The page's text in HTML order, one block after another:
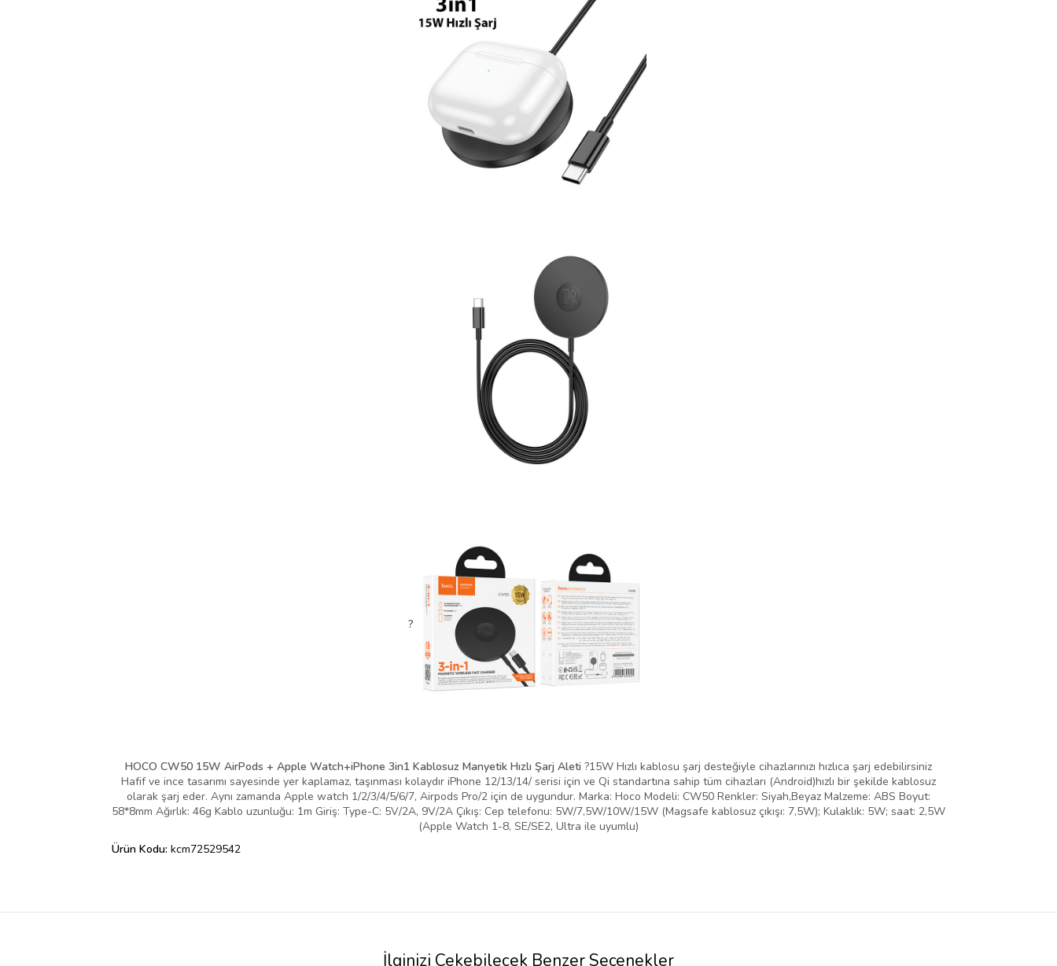
?
HOCO CW50 15W AirPods + Apple Watch+iPhone 3in1 Kablosuz Manyetik Hızlı Şarj Aleti ?15W Hızlı kablosu şarj desteğiyle cihazlarınızı hızlıca şarj edebilirsiniz
Hafif ve ince tasarımı sayesinde yer kaplamaz, taşınması kolaydır iPhone 12/13/14/ serisi için ve Qi standartına sahip tüm cihazları (Android)hızlı bir şekilde kablosuz
olarak şarj eder. Aynı zamanda Apple watch 1/2/3/4/5/6/7, Airpods Pro/2 için de uygundur. Marka: Hoco Modeli: CW50 Renkler: Siyah,Beyaz Malzeme: ABS Boyut:
58*8mm Ağırlık: 46g Kablo uzunluğu: 1m Giriş: Type-C: 5V/2A, 9V/2A Çıkış: Cep telefonu: 5W/7,5W/10W/15W (Magsafe kablosuz çıkışı: 7,5W); Kulaklık: 5W; saat: 2,5W
(Apple Watch 1-8, SE/SE2, Ultra ile uyumlu)
Ürün Kodu: kcm72529542
İlginizi Çekebilecek Benzer Seçenekler